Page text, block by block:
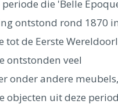
Wenen Budapest
die 'Belle
ontstond rond 1870
tot de Eerste
ontstonden veel
onder andere meubels,
objecten uit deze